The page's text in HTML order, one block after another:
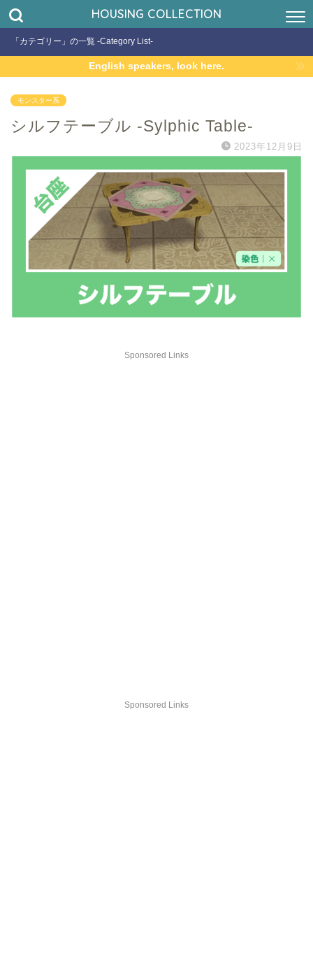
HOUSING COLLECTION
「カテゴリー」の一覧 -Category List-
English speakers, look here.
モンスター系
シルフテーブル -Sylphic Table-
2023年12月9日
Sponsored Links
Sponsored Links